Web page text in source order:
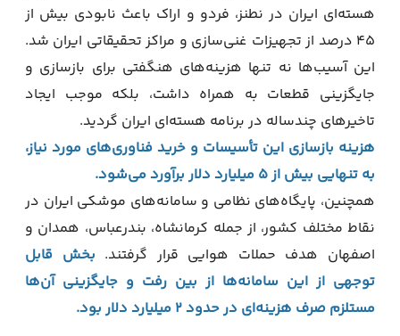
هسته‌ای ایران در نطنز، فردو و اراک باعث نابودی بیش از
۴۵ درصد از تجهیزات غنی‌سازی و مراکز تحقیقاتی ایران شد.
این آسیب‌ها نه تنها هزینه‌های هنگفتی برای بازسازی و
جایگزینی قطعات به همراه داشت، بلکه موجب ایجاد
تاخیرهای چندساله در برنامه هسته‌ای ایران گردید.
هزینه بازسازی این تأسیسات و خرید فناوری‌های مورد نیاز،
به تنهایی بیش از ۵ میلیارد دلار برآورد می‌شود.
همچنین، پایگاه‌های نظامی و سامانه‌های موشکی ایران در
نقاط مختلف کشور، از جمله کرمانشاه، بندرعباس، همدان و
اصفهان هدف حملات هوایی قرار گرفتند. بخش قابل
توجهی از این سامانه‌ها از بین رفت و جایگزینی آن‌ها
مستلزم صرف هزینه‌ای در حدود ۲ میلیارد دلار بود.